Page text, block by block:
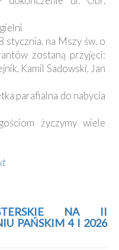
stycznia, na Mszy św. o
zostaną przyjęci:
Kamil Sadowski, Jan
parafialna do nabycia
życzymy wiele
NA II
PAŃSKIM 4 I 2026